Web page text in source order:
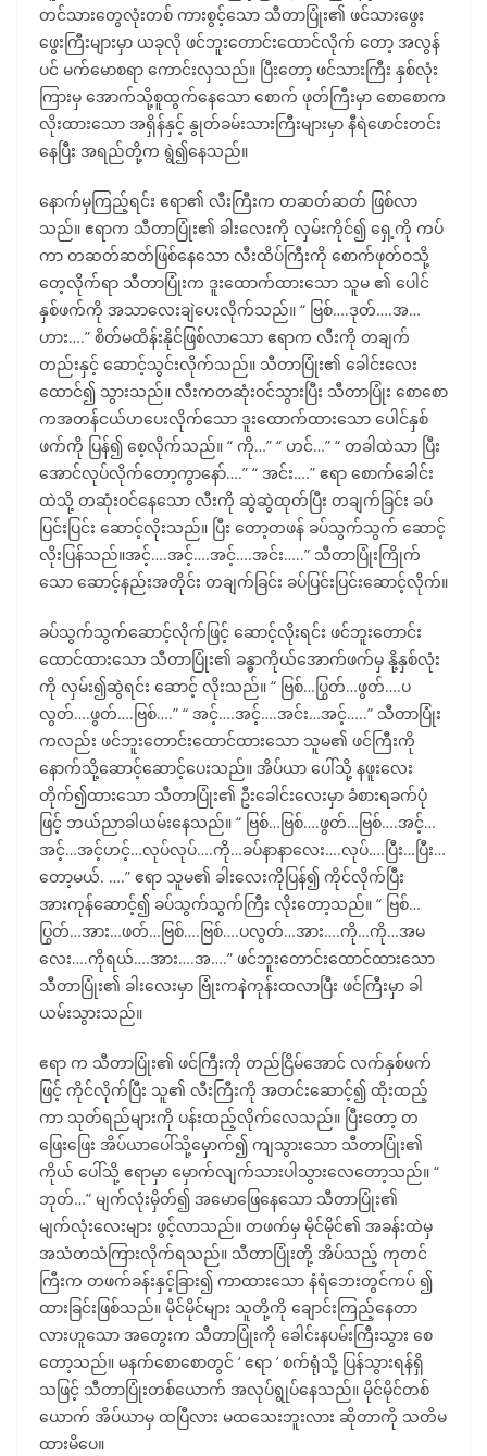
တင်သားတွေလုံးတစ် ကားစွင့်သော သီတာပြုံး၏ ဖင်သားဖွေး
ဖွေးကြီးများမှာ ယခုလို ဖင်ဘူးတောင်းထောင်လိုက် တော့ အလွန်
ပင် မက်မောစရာ ကောင်းလှသည်။ ပြီးတော့ ဖင်သားကြီး နှစ်လုံး
ကြားမှ အောက်သို့စူထွက်နေသော စောက် ဖုတ်ကြီးမှာ စောစောက
လိုးထားသော အရှိန်နှင့် နွုတ်ခမ်းသားကြီးများမှာ နီရဲဖောင်းတင်း
နေပြီး အရည်တို့က ရွဲ၍နေသည်။
နောက်မှကြည့်ရင်း ဧရာ၏ လီးကြီးက တဆတ်ဆတ် ဖြစ်လာ
သည်။ ဧရာက သီတာပြုံး၏ ခါးလေးကို လှမ်းကိုင်၍ ရှေ့ကို ကပ်
ကာ တဆတ်ဆတ်ဖြစ်နေသော လီးထိပ်ကြီးကို စောက်ဖုတ်ဝသို့
တေ့လိုက်ရာ သီတာပြုံးက ဒူးထောက်ထားသော သူမ ၏ ပေါင်
နှစ်ဖက်ကို အသာလေးချဲပေးလိုက်သည်။ “ ဗြစ်….ဒုတ်….အ…
ဟား….” စိတ်မထိန်းနိုင်ဖြစ်လာသော ဧရာက လီးကို တချက်
တည်းနှင့် ဆောင့်သွင်းလိုက်သည်။ သီတာပြုံး၏ ခေါင်းလေး
ထောင်၍ သွားသည်။ လီးကတဆုံးဝင်သွားပြီး သီတာပြုံး စောစော
ကအတန်ငယ်ဟပေးလိုက်သော ဒူးထောက်ထားသော ပေါင်နှစ်
ဖက်ကို ပြန်၍ စေ့လိုက်သည်။ “ ကို…” “ ဟင်…” “ တခါထဲသာ ပြီး
အောင်လုပ်လိုက်တော့ကွာနော်….” “ အင်း….” ဧရာ စောက်ခေါင်း
ထဲသို့ တဆုံးဝင်နေသော လီးကို ဆွဲဆွဲထုတ်ပြီး တချက်ခြင်း ခပ်
ပြင်းပြင်း ဆောင့်လိုးသည်။ ပြီး တော့တဖန် ခပ်သွက်သွက် ဆောင့်
လိုးပြန်သည်။အင့်….အင့်….အင့်….အင်း…..” သီတာပြုံးကြိုက်
သော ဆောင့်နည်းအတိုင်း တချက်ခြင်း ခပ်ပြင်းပြင်းဆောင့်လိုက်။
ခပ်သွက်သွက်ဆောင့်လိုက်ဖြင့် ဆောင့်လိုးရင်း ဖင်ဘူးတောင်း
ထောင်ထားသော သီတာပြုံး၏ ခန္ဓာကိုယ်အောက်ဖက်မှ နို့နှစ်လုံး
ကို လှမ်း၍ဆွဲရင်း ဆောင့် လိုးသည်။ “ ဗြစ်…ပြွတ်…ဖွတ်….ပ
လွတ်….ဖွတ်….ဗြစ်….” “ အင့်….အင့်….အင်း…အင့်…..” သီတာပြုံး
ကလည်း ဖင်ဘူးတောင်းထောင်ထားသော သူမ၏ ဖင်ကြီးကို
နောက်သို့ဆောင့်ဆောင့်ပေးသည်။ အိပ်ယာ ပေါ်သို့ နဖူးလေး
တိုက်၍ထားသော သီတာပြုံး၏ ဦးခေါင်းလေးမှာ ခံစားရခက်ပုံ
ဖြင့် ဘယ်ညာခါယမ်းနေသည်။ “ ဗြစ်…ဗြစ်….ဖွတ်…ဗြစ်….အင့်…
အင့်…အင့်ဟင့်…လုပ်လုပ်….ကို…ခပ်နာနာလေး….လုပ်….ပြီး…ပြီး…
တော့မယ်. ….” ဧရာ သူမ၏ ခါးလေးကိုပြန်၍ ကိုင်လိုက်ပြီး
အားကုန်ဆောင့်၍ ခပ်သွက်သွက်ကြီး လိုးတော့သည်။ “ ဗြစ်…
ပြွတ်…အား…ဖတ်…ဗြစ်….ဗြစ်….ပလွတ်…အား….ကို…ကို…အမ
လေး….ကိုရယ်….အား….အ….” ဖင်ဘူးတောင်းထောင်ထားသော
သီတာပြုံး၏ ခါးလေးမှာ ဗြုံးကနဲကုန်းထလာပြီး ဖင်ကြီးမှာ ခါ
ယမ်းသွားသည်။
ဧရာ က သီတာပြုံး၏ ဖင်ကြီးကို တည်ငြိမ်အောင် လက်နှစ်ဖက်
ဖြင့် ကိုင်လိုက်ပြီး သူ၏ လီးကြီးကို အတင်းဆောင့်၍ ထိုးထည့်
ကာ သုတ်ရည်များကို ပန်းထည့်လိုက်လေသည်။ ပြီးတော့ တ
ဖြေးဖြေး အိပ်ယာပေါ်သို့မှောက်၍ ကျသွားသော သီတာပြုံး၏
ကိုယ် ပေါ်သို့ ဧရာမှာ မှောက်လျက်သားပါသွားလေတော့သည်။ “
ဘုတ်…” မျက်လုံးမှိတ်၍ အမောဖြေနေသော သီတာပြုံး၏
မျက်လုံးလေးများ ဖွင့်လာသည်။ တဖက်မှ မိုင်မိုင်၏ အခန်းထဲမှ
အသံတသံကြားလိုက်ရသည်။ သီတာပြုံးတို့ အိပ်သည့် ကုတင်
ကြီးက တဖက်ခန်းနှင့်ခြား၍ ကာထားသော နံရံဘေးတွင်ကပ် ၍
ထားခြင်းဖြစ်သည်။ မိုင်မိုင်များ သူတို့ကို ချောင်းကြည့်နေတာ
လားဟူသော အတွေးက သီတာပြုံးကို ခေါင်းနပမ်းကြီးသွား စေ
တော့သည်။ မနက်စောစောတွင် ‘ ဧရာ ’ စက်ရုံသို့ ပြန်သွားရန်ရှိ
သဖြင့် သီတာပြုံးတစ်ယောက် အလုပ်ရွုပ်နေသည်။ မိုင်မိုင်တစ်
ယောက် အိပ်ယာမှ ထပြီလား မထသေးဘူးလား ဆိုတာကို သတိမ
ထားမိပေ။